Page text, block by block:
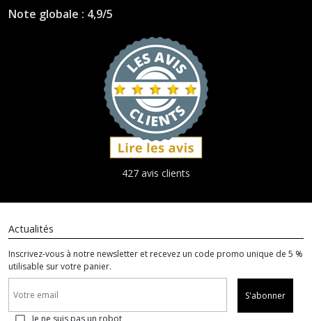
Note globale : 4,9/5
427 avis clients
Actualités
Inscrivez-vous à notre newsletter et recevez un code promo unique de 5 %
utilisable sur votre panier.
S'abonner